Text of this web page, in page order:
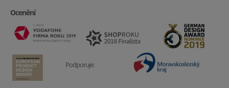
Ocenění
Podporuje: